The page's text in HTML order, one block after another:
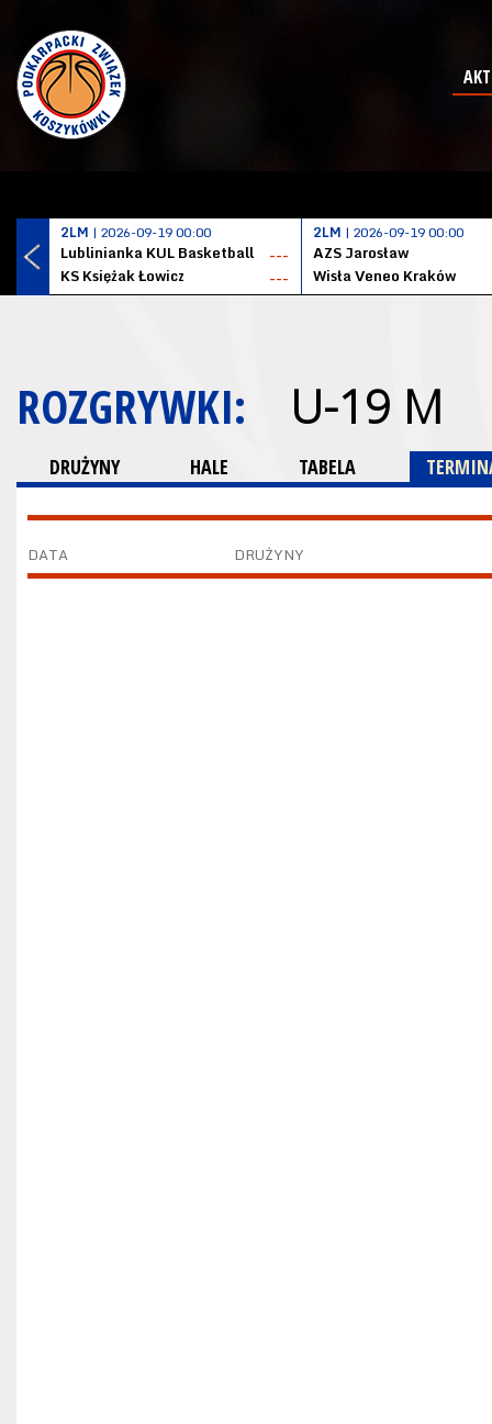
2LM | 2026-09-19 00:00
Lublinianka KUL Basketball
---
KS Księżak Łowicz
---
2LM | 2026-09-19 00:00
AZS Jarosław
Wisła Veneo Kraków
ROZGRYWKI: U-19 M
DRUŻYNY HALE TABELA
DATA DRUŻYNY